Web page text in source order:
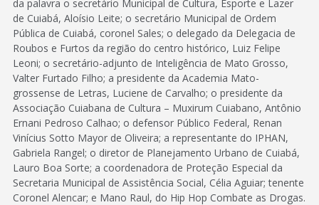
da palavra o secretário Municipal de Cultura, Esporte e Lazer
de Cuiabá, Aloísio Leite; o secretário Municipal de Ordem
Pública de Cuiabá, coronel Sales; o delegado da Delegacia de
Roubos e Furtos da região do centro histórico, Luiz Felipe
Leoni; o secretário-adjunto de Inteligência de Mato Grosso,
Valter Furtado Filho; a presidente da Academia Mato-
grossense de Letras, Luciene de Carvalho; o presidente da
Associação Cuiabana de Cultura – Muxirum Cuiabano, Antônio
Ernani Pedroso Calhao; o defensor Público Federal, Renan
Vinícius Sotto Mayor de Oliveira; a representante do IPHAN,
Gabriela Rangel; o diretor de Planejamento Urbano de Cuiabá,
Lauro Boa Sorte; a coordenadora de Proteção Especial da
Secretaria Municipal de Assistência Social, Célia Aguiar; tenente
Coronel Alencar; e Mano Raul, do Hip Hop Combate as Drogas.